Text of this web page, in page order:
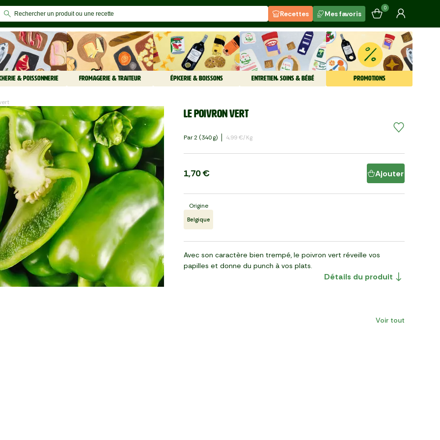
Recettes Mes favoris
0
& POISSONNERIE FROMAGERIE & TRAITEUR ÉPICERIE & BOISSONS ENTRETIEN, SOINS & BÉBÉ PROMOTIONS
Le Poivron vert
Par 2 (340 G) 4,99 €/kg
1,70 € Ajouter
Origine
Belgique
Avec son caractère bien trempé, le poivron vert réveille vos
papilles et donne du punch à vos plats.
Détails du produit
Voir tout